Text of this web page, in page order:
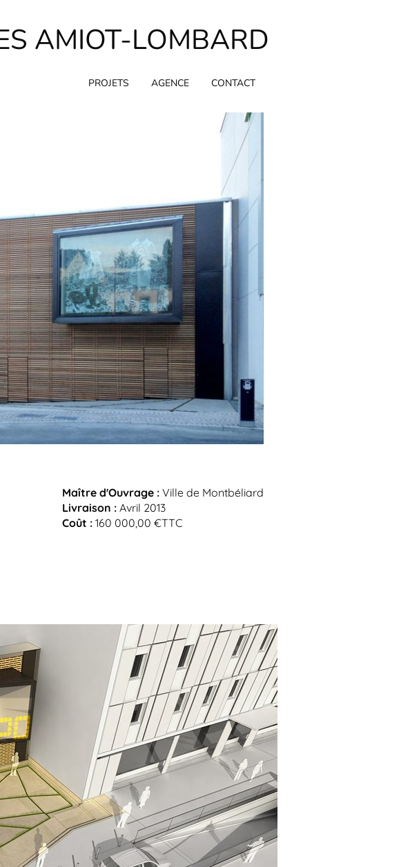
AMIOT-LOMBARD
PROJETS AGENCE CONTACT
Maître d'Ouvrage : Ville de Montbéliard
Livraison : Avril 2013
Coût : 160 000,00 €TTC